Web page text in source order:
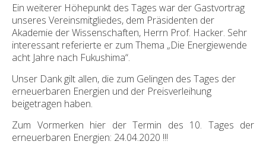
Ein weiterer Höhepunkt des Tages war der Gastvortrag
unseres Vereinsmitgliedes, dem Präsidenten der
Akademie der Wissenschaften, Herrn Prof. Hacker. Sehr
interessant referierte er zum Thema „Die Energiewende
acht Jahre nach Fukushima“.
Unser Dank gilt allen, die zum Gelingen des Tages der
erneuerbaren Energien und der Preisverleihung
beigetragen haben.
Zum Vormerken hier der Termin des 10. Tages der
erneuerbaren Energien: 24.04.2020 !!!